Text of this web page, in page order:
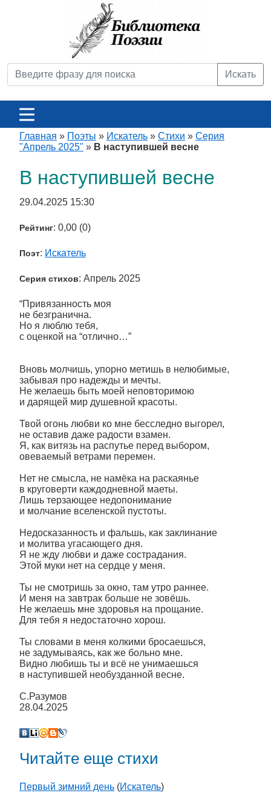
Искать
Главная » Поэты » Искатель » Стихи » Серия
"Апрель 2025" » В наступившей весне
В наступившей весне
29.04.2025 15:30
Рейтинг: 0,00 (0)
Поэт: Искатель
Серия стихов: Апрель 2025
“Привязанность моя
не безгранична.
Но я люблю тебя,
с оценкой на “отлично…”
Вновь молчишь, упорно метишь в нелюбимые,
забывая про надежды и мечты.
Не желаешь быть моей неповторимою
и дарящей мир душевной красоты.
Твой огонь любви ко мне бесследно выгорел,
не оставив даже радости взамен.
Я, как витязь на распутье перед выбором,
овеваемый ветрами перемен.
Нет не смысла, не намёка на раскаянье
в круговерти каждодневной маеты.
Лишь терзающее недопонимание
и молчание вселенской пустоты.
Недосказанность и фальшь, как заклинание
и молитва угасающего дня.
Я не жду любви и даже сострадания.
Этой муки нет на сердце у меня.
Ты не смотришь за окно, там утро раннее.
И меня на завтрак больше не зовёшь.
Не желаешь мне здоровья на прощание.
Для тебя я недостаточно хорош.
Ты словами в меня колкими бросаешься,
не задумываясь, как же больно мне.
Видно любишь ты и всё не унимаешься
в наступившей необузданной весне.
С.Разумов
28.04.2025
Читайте еще стихи
Первый зимний день (Искатель)